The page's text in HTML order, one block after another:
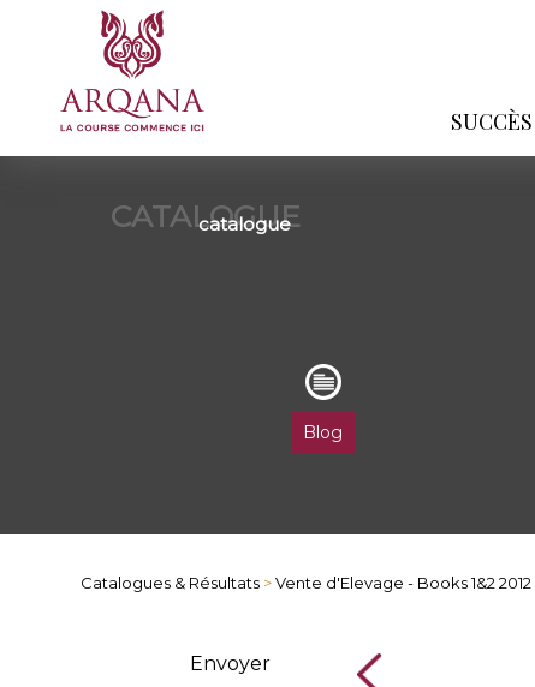
SUCCÈS
CATALOGUE
catalogue
Blog
Catalogues & Résultats >Vente d'Elevage - Books 1&2 2012
Envoyer